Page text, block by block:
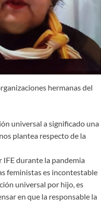
hermanas del
universal a significado una
plantea respecto de la
IFE durante la pandemia
feministas es incontestable
universal por hijo, es
en que la responsable la